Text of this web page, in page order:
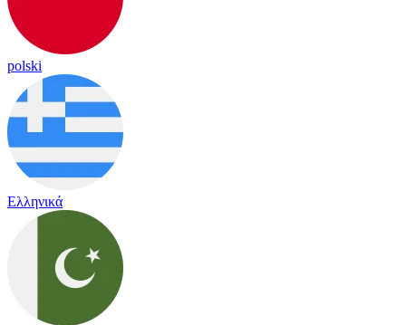
polski
Ελληνικά